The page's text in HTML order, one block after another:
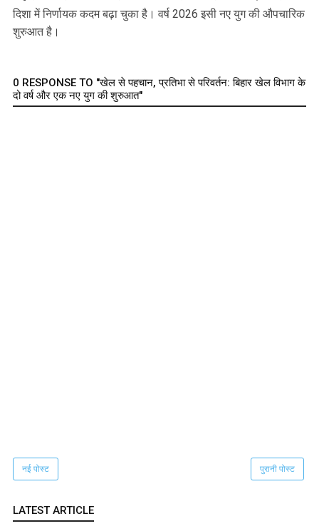
दिशा में निर्णायक कदम बढ़ा चुका है। वर्ष 2026 इसी नए युग की औपचारिक
शुरुआत है।
0 RESPONSE TO "खेल से पहचान, प्रतिभा से परिवर्तन: बिहार खेल विभाग के
दो वर्ष और एक नए युग की शुरुआत"
नई पोस्ट पुरानी पोस्ट
LATEST ARTICLE